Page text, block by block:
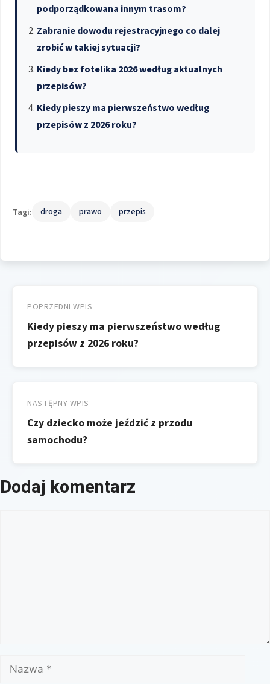
podporządkowana innym trasom?
Zabranie dowodu rejestracyjnego co dalej
zrobić w takiej sytuacji?
Kiedy bez fotelika 2026 według aktualnych
przepisów?
Kiedy pieszy ma pierwszeństwo według
przepisów z 2026 roku?
Tagi: droga prawo przepis
wpisu
POPRZEDNI WPIS
Kiedy pieszy ma pierwszeństwo według
przepisów z 2026 roku?
NASTĘPNY WPIS
Czy dziecko może jeździć z przodu
samochodu?
Dodaj komentarz
Nazwa